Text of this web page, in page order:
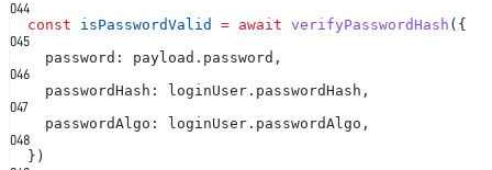
044
const isPasswordValid = await verifyPasswordHash ({
045
password: payload.password,
046
passwordHash: loginUser.passwordHash,
047
passwordAlgo: loginUser.passwordAlgo,
048
})